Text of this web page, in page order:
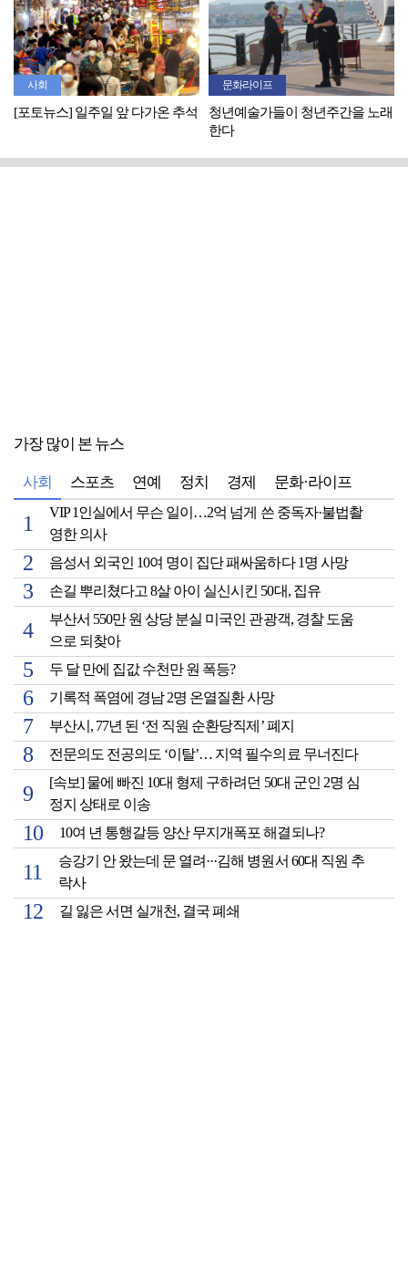
사회
[포토뉴스] 일주일 앞 다가온 추석
문화라이프
청년예술가들이 청년주간을 노래
한다
가장 많이 본 뉴스
사회 스포츠 연예 정치 경제 문화·라이프
VIP 1인실에서 무슨 일이…2억 넘게 쓴 중독자·불법촬
영한 의사
음성서 외국인 10여 명이 집단 패싸움하다 1명 사망
손길 뿌리쳤다고 8살 아이 실신시킨 50대, 집유
부산서 550만 원 상당 분실 미국인 관광객, 경찰 도움
으로 되찾아
두 달 만에 집값 수천만 원 폭등?
기록적 폭염에 경남 2명 온열질환 사망
부산시, 77년 된 ‘전 직원 순환당직제’ 폐지
전문의도 전공의도 ‘이탈’… 지역 필수의료 무너진다
[속보] 물에 빠진 10대 형제 구하려던 50대 군인 2명 심
정지 상태로 이송
10여 년 통행갈등 양산 무지개폭포 해결되나?
승강기 안 왔는데 문 열려···김해 병원서 60대 직원 추
락사
길 잃은 서면 실개천, 결국 폐쇄